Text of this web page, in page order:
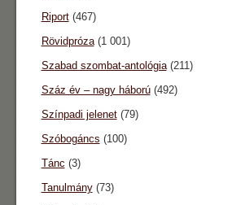
Riport(467)
Rövidpróza(1 001)
Szabad szombat-antológia(211)
Száz év – nagy háború(492)
Színpadi jelenet(79)
Szóbogáncs (100)
Tánc (3)
Tanulmány(73)